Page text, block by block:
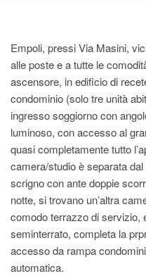
Empoli, pressi Via Masini,
alle poste e a tutte le
ascensore, in edificio di
condominio (solo tre unità
ingresso soggiorno con
luminoso, con accesso al
quasi completamente tutto
camera/studio è separata
scrigno con ante doppie
notte, si trovano un’altra
comodo terrazzo di servizio,
seminterrato, completa la
accesso da rampa
automatica.